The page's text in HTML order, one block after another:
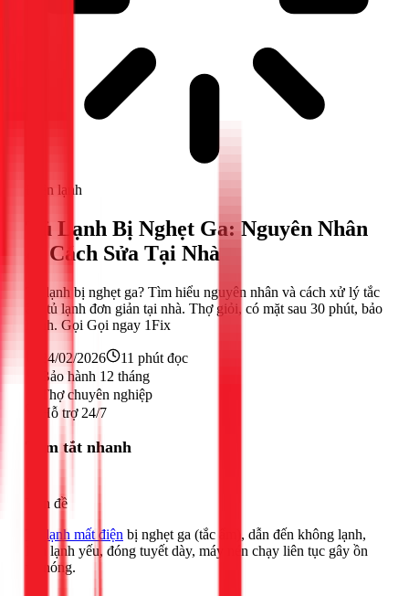
Điện lạnh
Tủ Lạnh Bị Nghẹt Ga: Nguyên Nhân
& Cách Sửa Tại Nhà
Tủ lạnh bị nghẹt ga? Tìm hiểu nguyên nhân và cách xử lý tắc
ẩm tủ lạnh đơn giản tại nhà. Thợ giỏi, có mặt sau 30 phút, bảo
hành. Gọi Gọi ngay 1Fix
24/02/2026 11 phút đọc
Bảo hành 12 tháng
Thợ chuyên nghiệp
Hỗ trợ 24/7
Tóm tắt nhanh
Vấn đề
Tủ lạnh mất điện bị nghẹt ga (tắc ẩm), dẫn đến không lạnh,
làm lạnh yếu, đóng tuyết dày, máy nén chạy liên tục gây ồn
và nóng.